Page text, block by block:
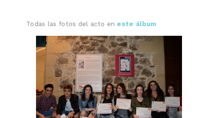
Todas las fotos del acto en este álbum